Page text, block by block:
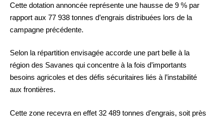
Cette dotation annoncée représente une hausse de 9 % par
rapport aux 77 938 tonnes d’engrais distribuées lors de la
campagne précédente.
Selon la répartition envisagée accorde une part belle à la
région des Savanes qui concentre à la fois d’importants
besoins agricoles et des défis sécuritaires liés à l’instabilité
aux frontières.
Cette zone recevra en effet 32 489 tonnes d’engrais, soit près